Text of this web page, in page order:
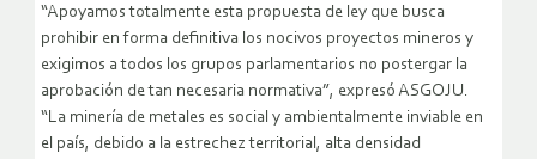
“Apoyamos totalmente esta propuesta de ley que busca
prohibir en forma definitiva los nocivos proyectos mineros y
exigimos a todos los grupos parlamentarios no postergar la
aprobación de tan necesaria normativa”, expresó ASGOJU.
“La minería de metales es social y ambientalmente inviable en
el país, debido a la estrechez territorial, alta densidad